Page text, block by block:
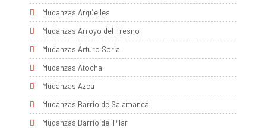
Mudanzas Argüelles
Mudanzas Arroyo del Fresno
Mudanzas Arturo Soria
Mudanzas Atocha
Mudanzas Azca
Mudanzas Barrio de Salamanca
Mudanzas Barrio del Pilar